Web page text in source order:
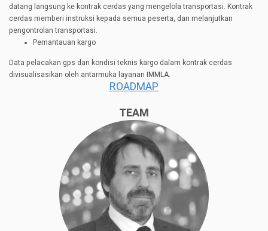
datang langsung ke kontrak cerdas yang mengelola transportasi. Kontrak
cerdas memberi instruksi kepada semua peserta, dan melanjutkan
pengontrolan transportasi.
Pemantauan kargo
Data pelacakan gps dan kondisi teknis kargo dalam kontrak cerdas
divisualisasikan oleh antarmuka layanan IMMLA.
ROADMAP
TEAM